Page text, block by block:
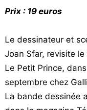
Prix : 19 euros
Le dessinateur et
Joan Sfar, revisite
Le Petit Prince,
septembre chez
La bande dessinée